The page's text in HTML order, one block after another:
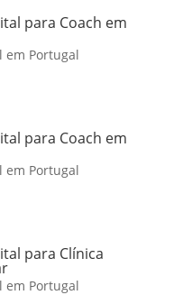
para Coach em
em Portugal
para Coach em
em Portugal
para Clínica
em Portugal